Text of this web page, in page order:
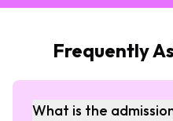
Frequently
What is the